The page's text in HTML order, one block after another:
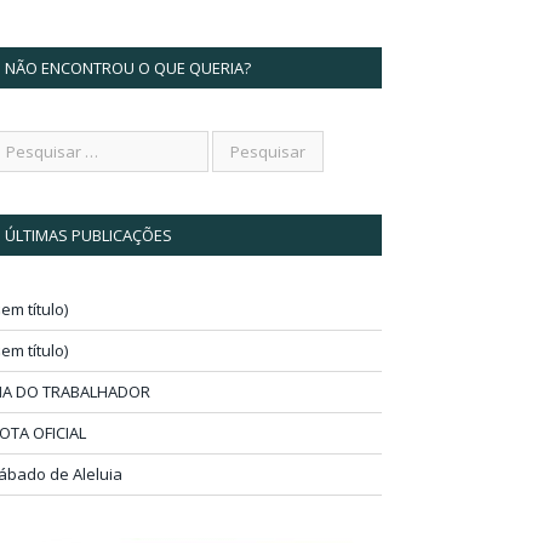
NÃO ENCONTROU O QUE QUERIA?
ÚLTIMAS PUBLICAÇÕES
título)
título)
DO TRABALHADOR
OFICIAL
de Aleluia